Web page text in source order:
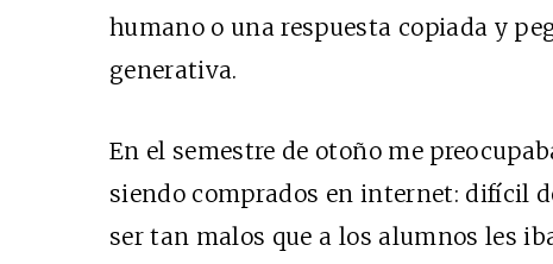
humano o una respuesta copiada y
generativa.
En el semestre de otoño me
siendo comprados en internet: difícil
ser tan malos que a los alumnos les